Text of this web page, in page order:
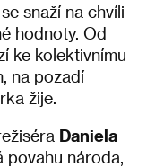
snaží na chvíli
hodnoty. Od
ke kolektivnímu
na pozadí
žije.
Daniela
národa,